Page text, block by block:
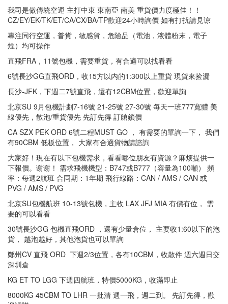
我司是做傳統空運 主打中東 東南亞 南美 重貨價力度極佳！！
CZ/EY/EK/TK/ET/CA/CX/BA/TP歡迎24小時詢價 如有打扰請見谅
專注同行空運，普貨，敏感貨，危險品（電池，液體粉末，電子
煙）均可操作
直飛FRA，11號包機，需要重貨，有合適可以找看看
6號長沙GG直飛ORD，收15方以内的1:300以上重貨 現貨來捡漏
長沙-JFK，下週二7號直飛，還有12CBM位置，歡迎單詢
北京SU 9月包機計劃7-16號 21-25號 27-30號 每天一班777寬體 美
線優先，散泡/重貨優先 先訂先得 訂艙鎖價
CA SZX PEK ORD 6號二程MUST GO ， 有需要的單詢一下， 我們
有90CBM 低板位置， 大家有合適貨物請諮詢
大家好！現在有以下包機需求，看看哪位朋友有資源？麻烦提供一
下報價。谢谢！ 需求飛機機型：B747或B777（容量為100噸） 頻
率：每週2航班 合同期：1年期 飛行線路：CAN / AMS / CAN 或
PVG / AMS / PVG
北京SU包機航班 10-13號包機，主收 LAX JFJ MIA 有價有位， 需
要的可以看看
30號長沙GG 包機直飛ORD ，還有少量倉位， 主要收1:60以下的泡
貨， 越泡越好，其他泡貨也可以單詢
鄭州CV 直飛 ORD 下週2/3位置，各有10CBM，收散件 週六週日交
深圳倉
KG ET TO LGG 下週四航班，特價5000KG，收滿即止
8000KG 45CBM TO LHR 一批清 週一飛，週二到。 先訂先得，歡